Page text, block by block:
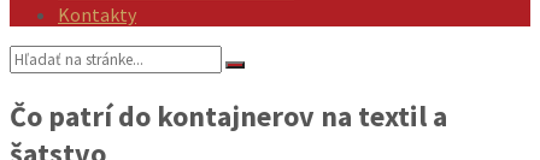
Kontakty
Vyhľadávanie:
Čo patrí do kontajnerov na textil a